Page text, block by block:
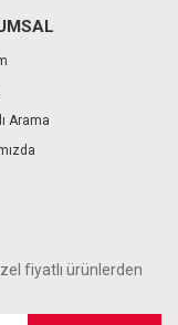
Arama
fiyatlı ürünlerden